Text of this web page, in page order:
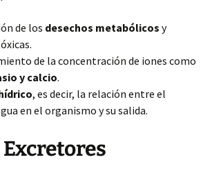
de los desechos metabólicos y
de la concentración de iones como
y calcio.
, es decir, la relación entre el
en el organismo y su salida.